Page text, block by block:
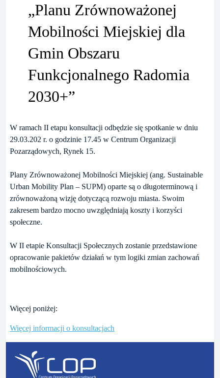
„Planu Zrównoważonej
Mobilności Miejskiej dla
Gmin Obszaru
Funkcjonalnego Radomia
2030+”
W ramach II etapu konsultacji odbędzie się spotkanie w dniu
29.03.202 r. o godzinie 17.45 w Centrum Organizacji
Pozarządowych, Rynek 15.
Plany Zrównoważonej Mobilności Miejskiej (ang. Sustainable
Urban Mobility Plan – SUPM) oparte są o długoterminową i
zrównoważoną wizję dotyczącą rozwoju miasta. Swoim
zakresem bardzo mocno uwzględniają koszty i korzyści
społeczne.
W II etapie Konsultacji Społecznych zostanie przedstawione
opracowanie pakietów działań w tym logiki zmian zachowań
mobilnościowych.
Więcej poniżej:
Więcej informacji o konsultacjach